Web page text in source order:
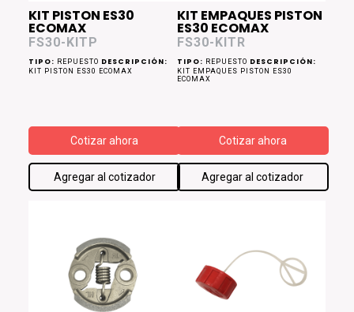
KIT PISTON ES30
ECOMAX
FS30-KITP
TIPO: REPUESTO DESCRIPCIÓN:
KIT PISTON ES30 ECOMAX
Cotizar ahora
Agregar al cotizador
KIT EMPAQUES PISTON
ES30 ECOMAX
FS30-KITR
TIPO: REPUESTO DESCRIPCIÓN:
KIT EMPAQUES PISTON ES30
ECOMAX
Cotizar ahora
Agregar al cotizador